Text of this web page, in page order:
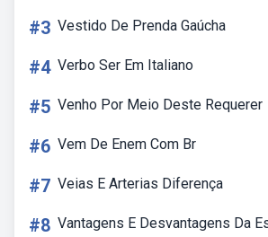
#3 Vestido De Prenda Gaúcha
#4 Verbo Ser Em Italiano
#5 Venho Por Meio Deste Requerer
#6 Vem De Enem Com Br
#7 Veias E Arterias Diferença
#8 Vantagens E Desvantagens Da